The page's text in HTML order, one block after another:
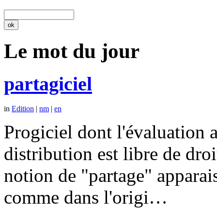
Le mot du jour
partagiciel
in Edition | nm | en
Progiciel dont l'évaluation
distribution est libre de
notion de "partage"
comme dans l'origi…